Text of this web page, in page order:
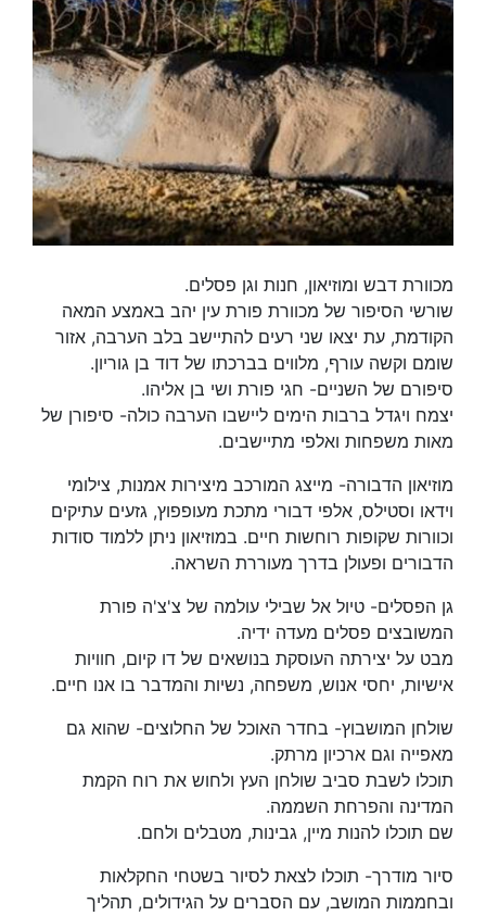
מכוורת דבש ומוזיאון, חנות וגן פסלים.
שורשי הסיפור של מכוורת פורת עין יהב באמצע המאה
הקודמת, עת יצאו שני רעים להתיישב בלב הערבה, אזור
שומם וקשה עורף, מלווים בברכתו של דוד בן גוריון.
סיפורם של השניים- חגי פורת ושי בן אליהו.
יצמח ויגדל ברבות הימים ליישבו הערבה כולה- סיפורן של
מאות משפחות ואלפי מתיישבים.
מוזיאון הדבורה- מייצג המורכב מיצירות אמנות, צילומי
וידאו וסטילס, אלפי דבורי מתכת מעופפוץ, גזעים עתיקים
וכוורות שקופות רוחשות חיים. במוזיאון ניתן ללמוד סודות
הדבורים ופעולן בדרך מעוררת השראה.
גן הפסלים- טיול אל שבילי עולמה של צ'צ'ה פורת
המשובצים פסלים מעדה ידיה.
מבט על יצירתה העוסקת בנושאים של דו קיום, חוויות
אישיות, יחסי אנוש, משפחה, נשיות והמדבר בו אנו חיים.
שולחן המושבוץ- בחדר האוכל של החלוצים- שהוא גם
מאפייה וגם ארכיון מרתק.
תוכלו לשבת סביב שולחן העץ ולחוש את רוח הקמת
המדינה והפרחת השממה.
שם תוכלו להנות מיין, גבינות, מטבלים ולחם.
סיור מודרך- תוכלו לצאת לסיור בשטחי החקלאות
ובחממות המושב, עם הסברים על הגידולים, תהליך